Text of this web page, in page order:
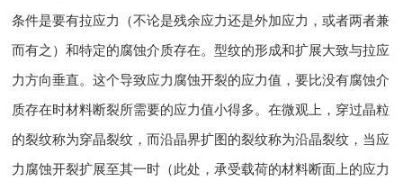
条件是要有拉应力（不论是残余应力还是外加应力，或者两者兼
而有之）和特定的腐蚀介质存在。型纹的形成和扩展大致与拉应
力方向垂直。这个导致应力腐蚀开裂的应力值，要比没有腐蚀介
质存在时材料断裂所需要的应力值小得多。在微观上，穿过晶粒
的裂纹称为穿晶裂纹，而沿晶界扩图的裂纹称为沿晶裂纹，当应
力腐蚀开裂扩展至其一时（此处，承受载荷的材料断面上的应力